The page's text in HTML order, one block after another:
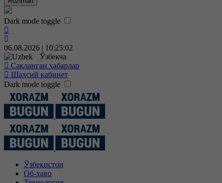
Dark mode toggle
06.08.2026 | 10:25:03
Ўзбекча
Сақланган ҳабарлар
Шаҳсий кабинет
Dark mode toggle
Ўзбекистон
Об-ҳаво